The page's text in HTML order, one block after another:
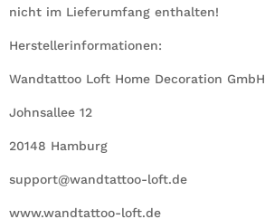
nicht im Lieferumfang enthalten!
Herstellerinformationen:
Wandtattoo Loft Home Decoration GmbH
Johnsallee 12
20148 Hamburg
support@wandtattoo-loft.de
www.wandtattoo-loft.de